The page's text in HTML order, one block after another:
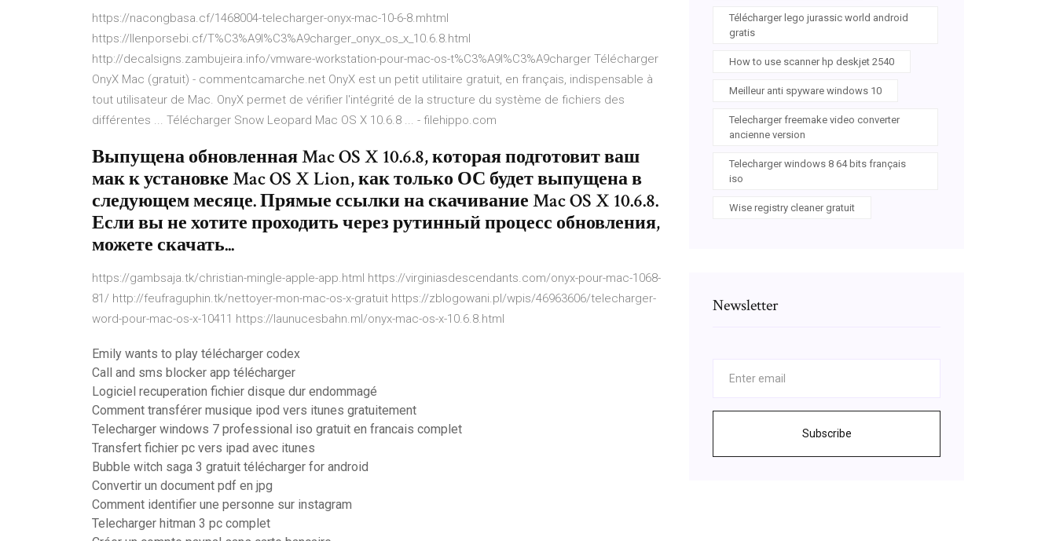
https://nacongbasa.cf/1468004-telecharger-onyx-mac-10-6-8.mhtml
https://llenporsebi.cf/T%C3%A9l%C3%A9charger_onyx_os_x_10.6.8.html
http://decalsigns.zambujeira.info/vmware-workstation-pour-mac-os-t%C3%A9l%C3%A9charger Télécharger
OnyX Mac (gratuit) - commentcamarche.net OnyX est un petit utilitaire gratuit, en français, indispensable à
tout utilisateur de Mac. OnyX permet de vérifier l'intégrité de la structure du système de fichiers des
différentes ... Télécharger Snow Leopard Mac OS X 10.6.8 ... - filehippo.com
Выпущена обновленная Mac OS X 10.6.8, которая подготовит ваш
мак к установке Mac OS X Lion, как только ОС будет выпущена в
следующем месяце. Прямые ссылки на скачивание Mac OS X 10.6.8.
Если вы не хотите проходить через рутинный процесс обновления,
можете скачать...
https://gambsaja.tk/christian-mingle-apple-app.html https://virginiasdescendants.com/onyx-pour-mac-1068-
81/ http://feufraguphin.tk/nettoyer-mon-mac-os-x-gratuit https://zblogowani.pl/wpis/46963606/telecharger-
word-pour-mac-os-x-10411 https://launucesbahn.ml/onyx-mac-os-x-10.6.8.html
Emily wants to play télécharger codex
Call and sms blocker app télécharger
Logiciel recuperation fichier disque dur endommagé
Comment transférer musique ipod vers itunes gratuitement
Telecharger windows 7 professional iso gratuit en francais complet
Transfert fichier pc vers ipad avec itunes
Bubble witch saga 3 gratuit télécharger for android
Convertir un document pdf en jpg
Comment identifier une personne sur instagram
Telecharger hitman 3 pc complet
Télécharger lego jurassic world android
gratis
How to use scanner hp deskjet 2540
Meilleur anti spyware windows 10
Telecharger freemake video converter
ancienne version
Telecharger windows 8 64 bits français
iso
Wise registry cleaner gratuit
Newsletter
Subscribe